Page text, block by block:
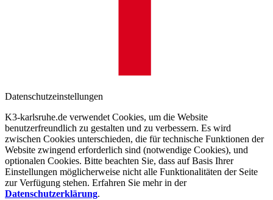
Datenschutzeinstellungen
K3-karlsruhe.de verwendet Cookies, um die Website
benutzerfreundlich zu gestalten und zu verbessern. Es wird
zwischen Cookies unterschieden, die für technische Funktionen der
Website zwingend erforderlich sind (notwendige Cookies), und
optionalen Cookies. Bitte beachten Sie, dass auf Basis Ihrer
Einstellungen möglicherweise nicht alle Funktionalitäten der Seite
zur Verfügung stehen. Erfahren Sie mehr in der
Datenschutzerklärung.